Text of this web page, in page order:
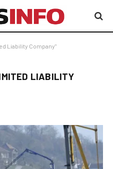
Liability Company"
LIABILITY